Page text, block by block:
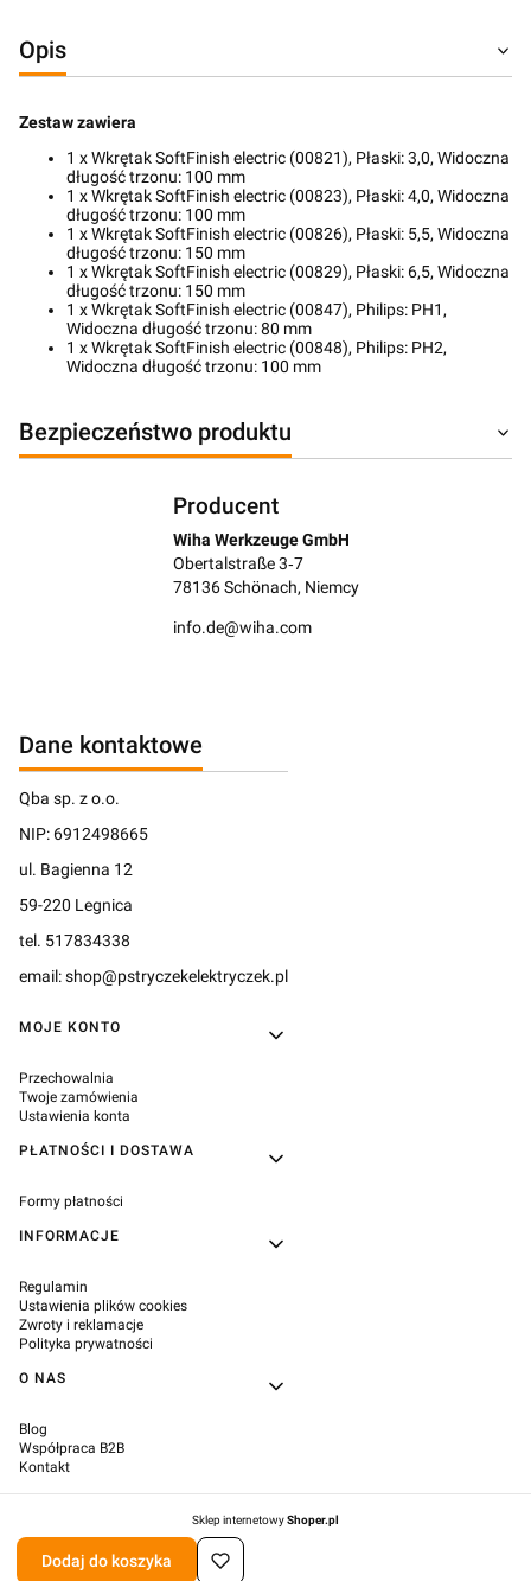
Opis
Zestaw zawiera
1 x Wkrętak SoftFinish electric (00821), Płaski: 3,0, Widoczna
długość trzonu: 100 mm
1 x Wkrętak SoftFinish electric (00823), Płaski: 4,0, Widoczna
długość trzonu: 100 mm
1 x Wkrętak SoftFinish electric (00826), Płaski: 5,5, Widoczna
długość trzonu: 150 mm
1 x Wkrętak SoftFinish electric (00829), Płaski: 6,5, Widoczna
długość trzonu: 150 mm
1 x Wkrętak SoftFinish electric (00847), Philips: PH1,
Widoczna długość trzonu: 80 mm
1 x Wkrętak SoftFinish electric (00848), Philips: PH2,
Widoczna długość trzonu: 100 mm
Bezpieczeństwo produktu
Producent
Wiha Werkzeuge GmbH
Obertalstraße 3‑7
78136 Schönach, Niemcy
info.de@wiha.com
Dane kontaktowe
Qba sp. z o.o.
NIP: 6912498665
ul. Bagienna 12
59-220 Legnica
tel. 517834338
email: shop@pstryczekelektryczek.pl
Linki w stopce
MOJE KONTO
Przechowalnia
Twoje zamówienia
Ustawienia konta
PŁATNOŚCI I DOSTAWA
Formy płatności
INFORMACJE
Regulamin
Ustawienia plików cookies
Zwroty i reklamacje
Polityka prywatności
O NAS
Blog
Współpraca B2B
Kontakt
Sklep internetowyShoper.pl
Dodaj do koszyka